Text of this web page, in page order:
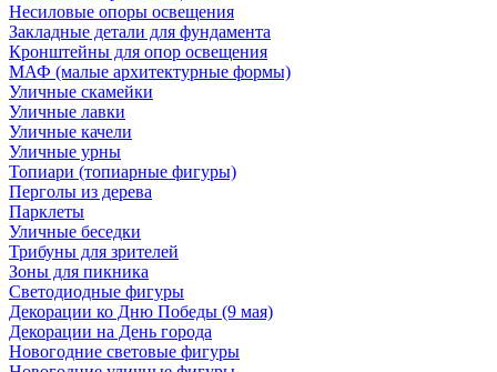
Несиловые опоры освещения
Закладные детали для фундамента
Кронштейны для опор освещения
МАФ (малые архитектурные формы)
Уличные скамейки
Уличные лавки
Уличные качели
Уличные урны
Топиари (топиарные фигуры)
Перголы из дерева
Парклеты
Уличные беседки
Трибуны для зрителей
Зоны для пикника
Светодиодные фигуры
Декорации ко Дню Победы (9 мая)
Декорации на День города
Новогодние световые фигуры